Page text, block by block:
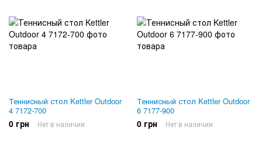
Теннисный стол Kettler Outdoor
4 7172-700
0 грн Нет в наличии
Теннисный стол Kettler Outdoor
6 7177-900
0 грн Нет в наличии